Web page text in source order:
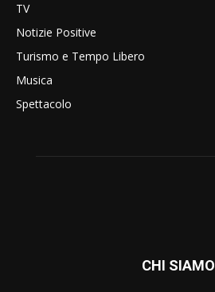
TV
Notizie Positive
Turismo e Tempo Libero
Musica
Spettacolo
CHI SIAMO